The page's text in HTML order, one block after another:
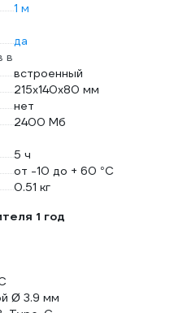
1 м
да
в
встроенный
215x140x80 мм
нет
2400 Мб
5 ч
от -10 до + 60 °С
0.51 кг
1 год
Ø 3.9 мм